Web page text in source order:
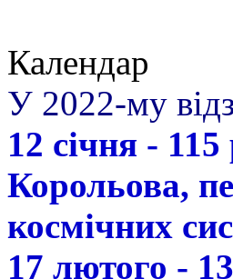
Календар
У 2022-му
12 січня -
Корольова,
космічних
17 лютого -